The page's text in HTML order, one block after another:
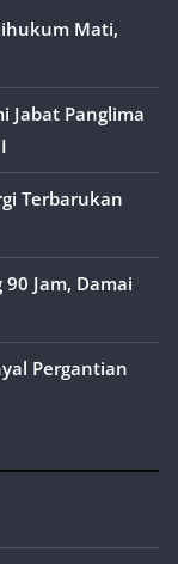
Mati,
Jabat Panglima
Terbarukan
Jam, Damai
Pergantian